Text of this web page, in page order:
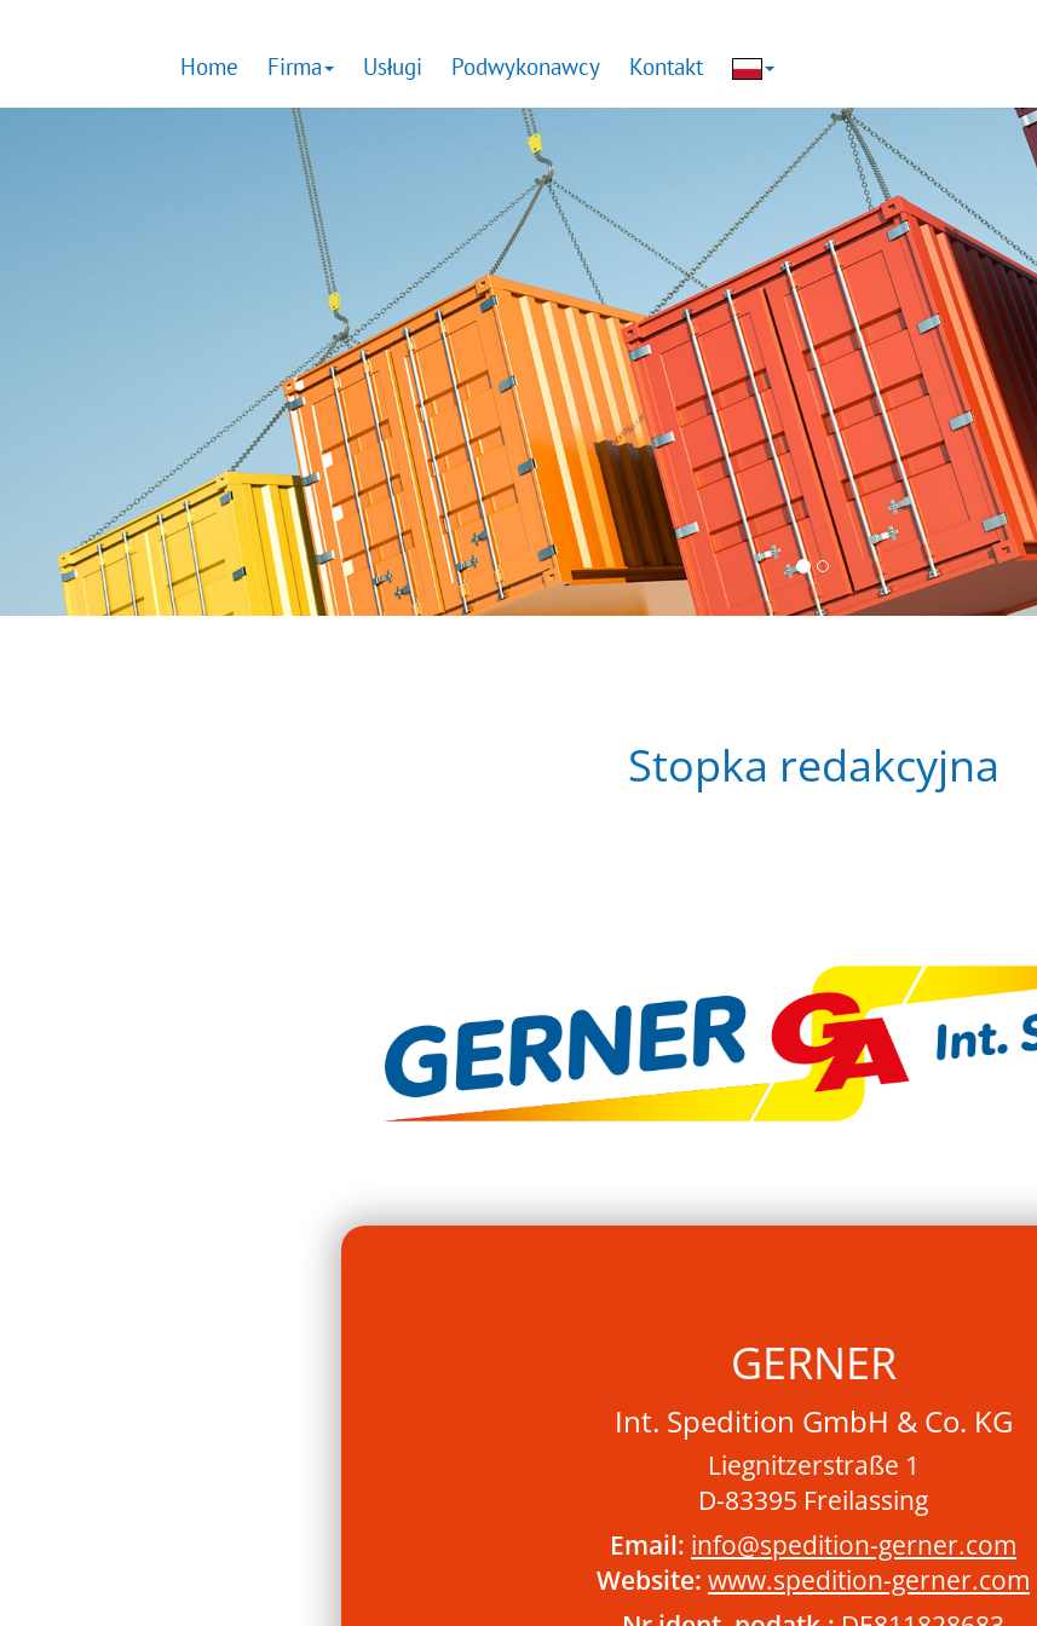
Home Firma Usługi Podwykonawcy Kontakt
Stopka redakcyjna
GERNER
Int. Spedition GmbH & Co. KG
Liegnitzerstraße 1
D-83395 Freilassing
Email: info@spedition-gerner.com
Website: www.spedition-gerner.com